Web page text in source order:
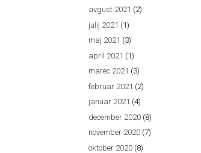
avgust 2021 (2)
julij 2021 (1)
maj 2021 (3)
april 2021 (1)
marec 2021 (3)
februar 2021 (2)
januar 2021 (4)
december 2020 (8)
november 2020 (7)
oktober 2020 (8)